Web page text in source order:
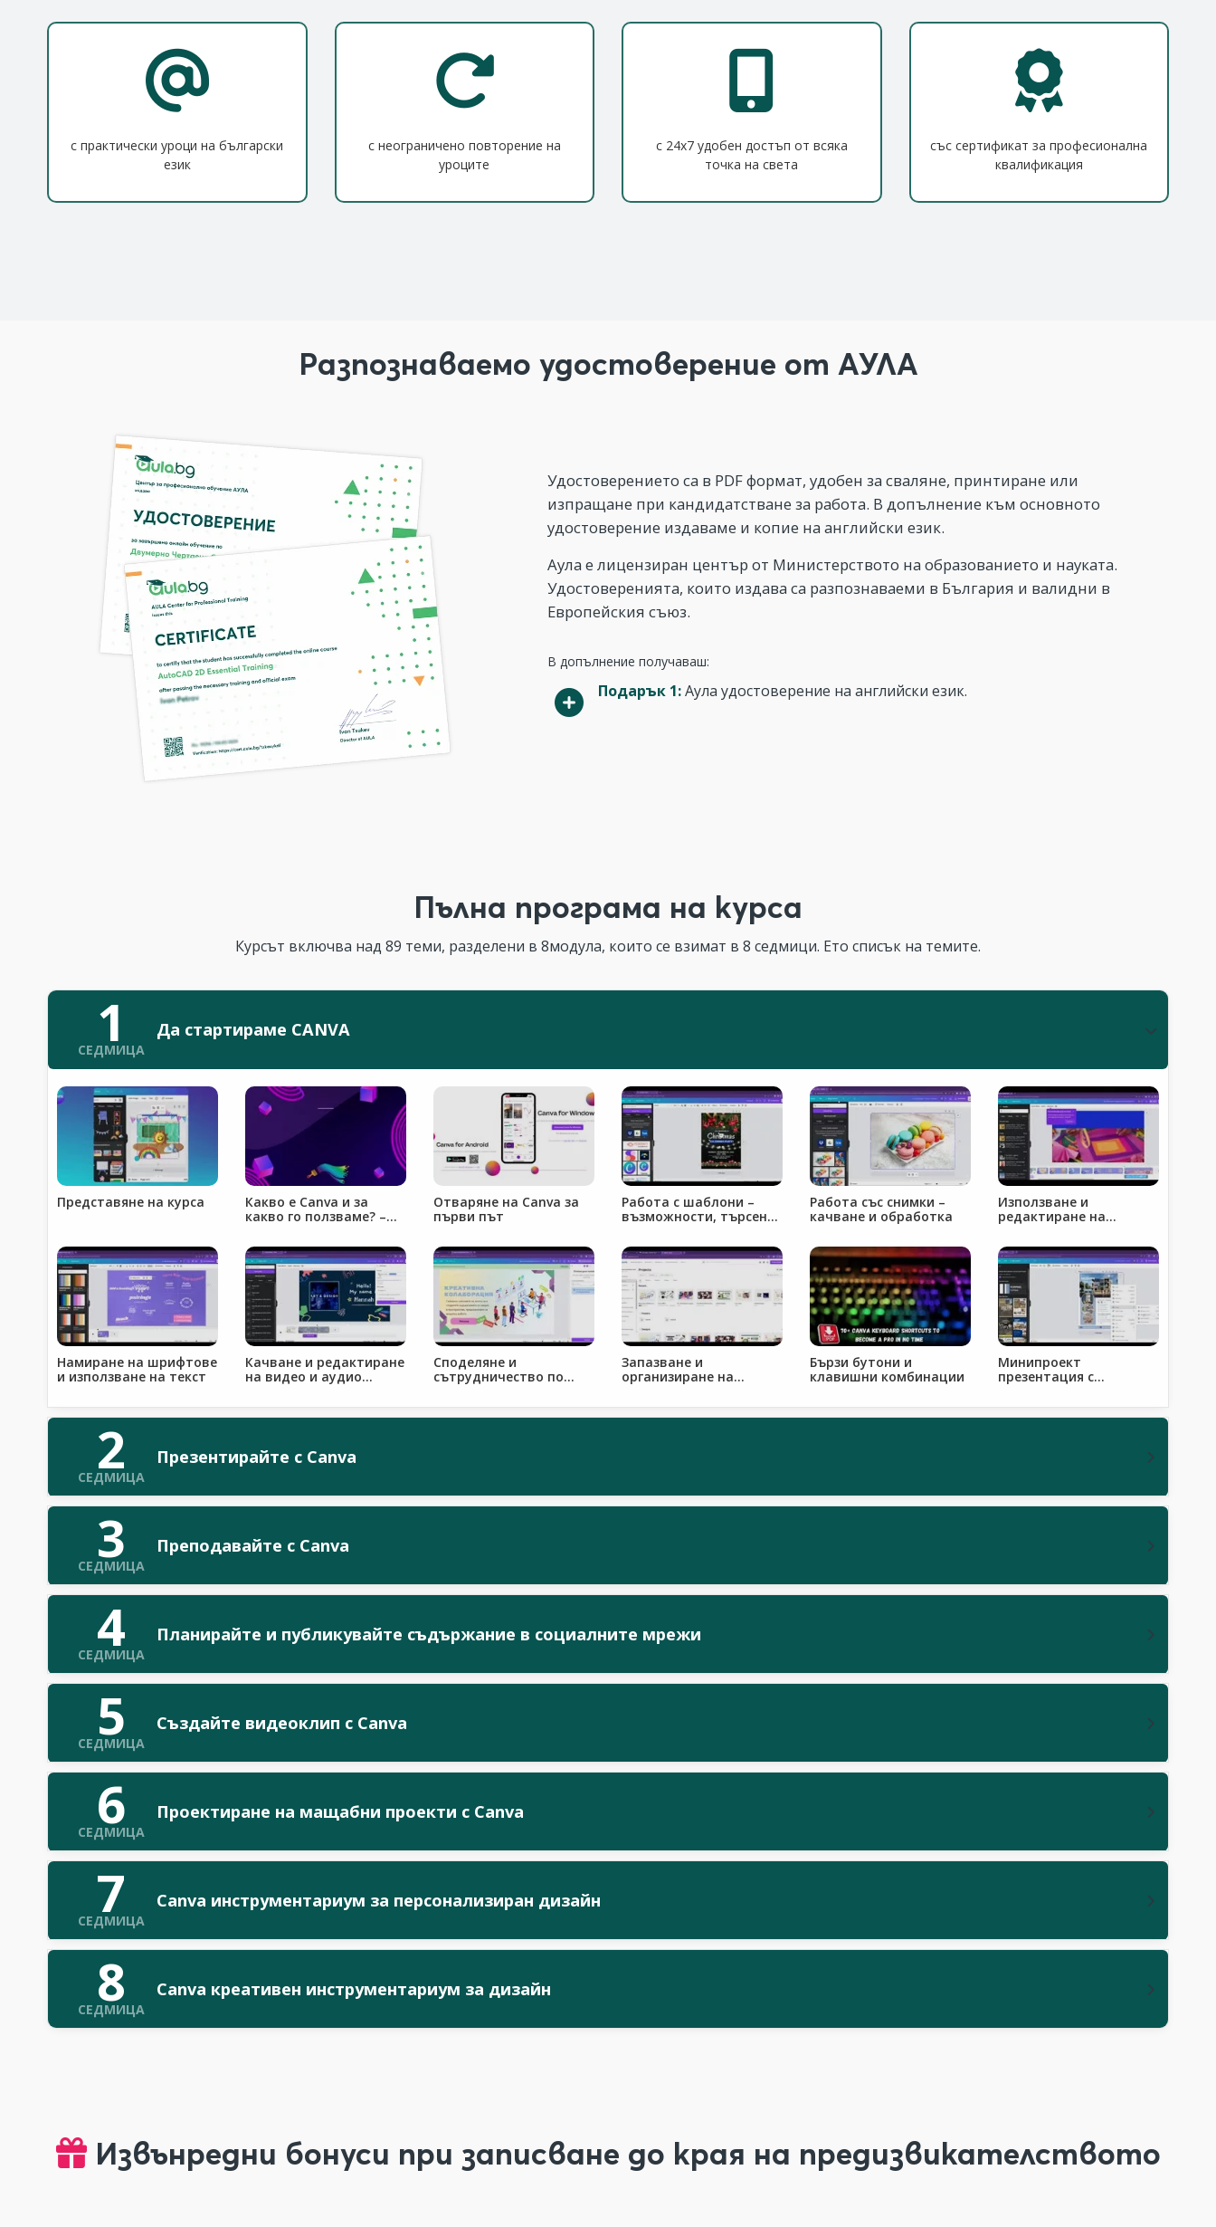
с практически уроци на български
език
с неограничено повторение на
уроците
с 24x7 удобен достъп от всяка
точка на света
със сертификат за професионална
квалификация
Разпознаваемо удостоверение от АУЛА
Удостоверението са в PDF формат, удобен за сваляне, принтиране или
изпращане при кандидатстване за работа. В допълнение към основното
удостоверение издаваме и копие на английски език.
Аула е лицензиран център от Министерството на образованието и науката.
Удостоверенията, които издава са разпознаваеми в България и валидни в
Европейския съюз.
В допълнение получаваш:
Подарък 1:Аула удостоверение на английски език.
Пълна програма на курса
Курсът включва над 89 теми, разделени в 8модула, които се взимат в 8 седмици. Ето списък на темите.
1
СЕДМИЦА
Да стартираме CANVA
Представяне на курса
Какво е Canva и за
какво го ползваме? –
сравнителен анализ
Отваряне на Canva за
първи път
Работа с шаблони –
възможности, търсене
Работа със снимки –
качване и обработка
Използване и
редактиране на
Намиране на шрифтове
и използване на текст
Качване и редактиране
на видео и аудио
Споделяне и
сътрудничество по
Запазване и
организиране на
Бързи бутони и
клавишни комбинации
Минипроект
презентация с
модул 1
2
СЕДМИЦА
Презентирайте с Canva
3
СЕДМИЦА
Преподавайте с Canva
4
СЕДМИЦА
Планирайте и публикувайте съдържание в социалните мрежи
5
СЕДМИЦА
Създайте видеоклип с Canva
6
СЕДМИЦА
Проектиране на мащабни проекти с Canva
7
СЕДМИЦА
Canva инструментариум за персонализиран дизайн
8
СЕДМИЦА
Canva креативен инструментариум за дизайн
Извънредни бонуси при записване до края на предизвикателството